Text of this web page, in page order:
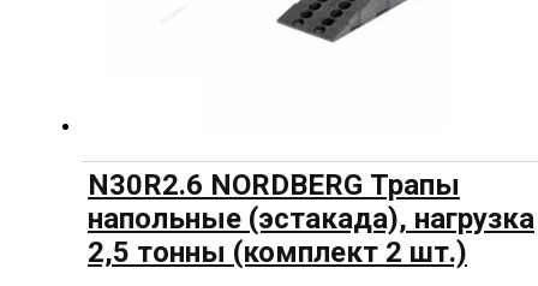
N30R2.6 NORDBERG Трапы
напольные (эстакада), нагрузка
2,5 тонны (комплект 2 шт.)